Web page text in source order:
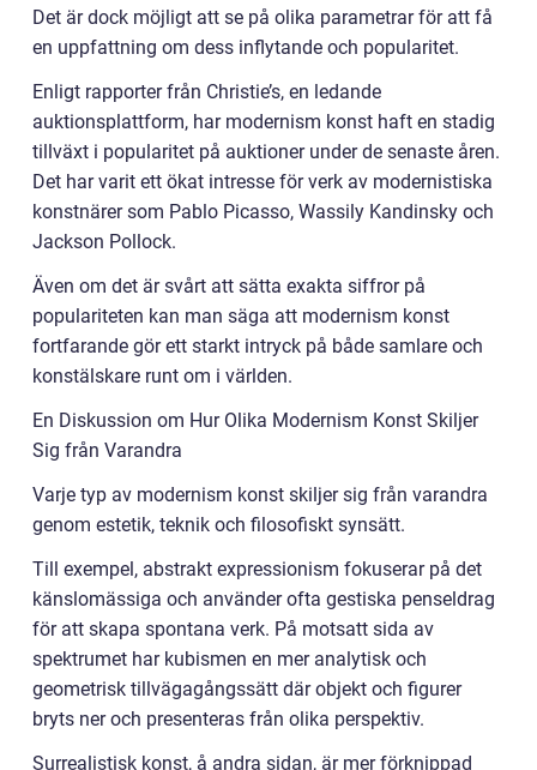
Det är dock möjligt att se på olika parametrar för att få
en uppfattning om dess inflytande och popularitet.
Enligt rapporter från Christie’s, en ledande
auktionsplattform, har modernism konst haft en stadig
tillväxt i popularitet på auktioner under de senaste åren.
Det har varit ett ökat intresse för verk av modernistiska
konstnärer som Pablo Picasso, Wassily Kandinsky och
Jackson Pollock.
Även om det är svårt att sätta exakta siffror på
populariteten kan man säga att modernism konst
fortfarande gör ett starkt intryck på både samlare och
konstälskare runt om i världen.
En Diskussion om Hur Olika Modernism Konst Skiljer
Sig från Varandra
Varje typ av modernism konst skiljer sig från varandra
genom estetik, teknik och filosofiskt synsätt.
Till exempel, abstrakt expressionism fokuserar på det
känslomässiga och använder ofta gestiska penseldrag
för att skapa spontana verk. På motsatt sida av
spektrumet har kubismen en mer analytisk och
geometrisk tillvägagångssätt där objekt och figurer
bryts ner och presenteras från olika perspektiv.
Surrealistisk konst, å andra sidan, är mer förknippad